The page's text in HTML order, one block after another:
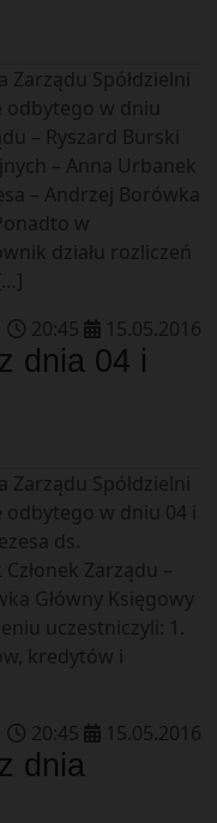
Spółdzielni
odbytego w dniu
– Ryszard Burski
– Anna Urbanek
– Andrzej Borówka
w
działu rozliczeń
20:45 15.05.2016
dnia 04 i
Spółdzielni
w dniu 04 i
ds.
Zarządu –
Główny Księgowy
uczestniczyli: 1.
kredytów i
20:45 15.05.2016
dnia